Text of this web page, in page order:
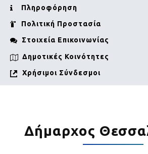
Πληροφόρηση
Πολιτική Προστασία
Στοιχεία Επικοινωνίας
Δημοτικές Κοινότητες
Χρήσιμοι Σύνδεσμοι
Δήμαρχος